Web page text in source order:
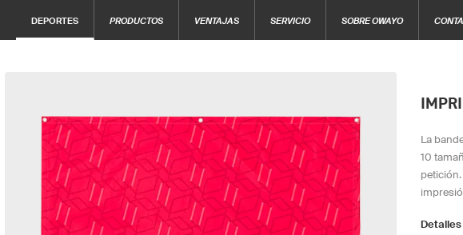
DEPORTES PRODUCTOS VENTAJAS SERVICIO SOBRE OWAYO
La
10